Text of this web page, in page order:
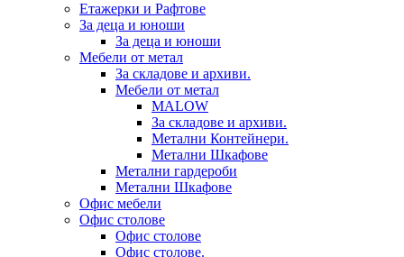
Етажерки и Рафтове
За деца и юноши
За деца и юноши
Мебели от метал
За складове и архиви.
Мебели от метал
MALOW
За складове и архиви.
Метални Контейнери.
Метални Шкафове
Метални гардероби
Метални Шкафове
Офис мебели
Офис столове
Офис столове
Офис столове.